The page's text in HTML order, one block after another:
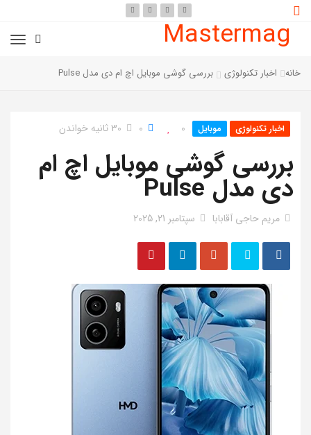
Mastermag
خانه اخبار تکنولوژی بررسی گوشی موبایل اچ ام دی مدل Pulse
اخبار تکنولوژی موبایل 0
0 30 ثانیه خواندن
بررسی گوشی موبایل اچ ام
دی مدل Pulse
مریم حاجی آقابابا سپتامبر 21, 2025